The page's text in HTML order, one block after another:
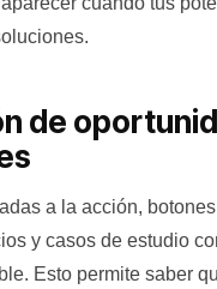
de
a la acción,
y casos de estudio
Esto permite saber